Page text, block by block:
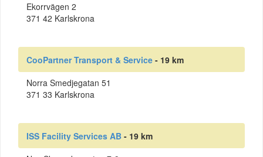
Ekorrvägen 2
371 42 Karlskrona
CooPartner Transport & Service - 19 km
Norra Smedjegatan 51
371 33 Karlskrona
ISS Facility Services AB - 19 km